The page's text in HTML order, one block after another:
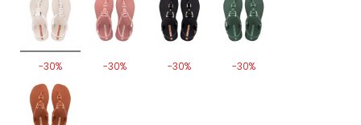
-30% -30% -30% -30%